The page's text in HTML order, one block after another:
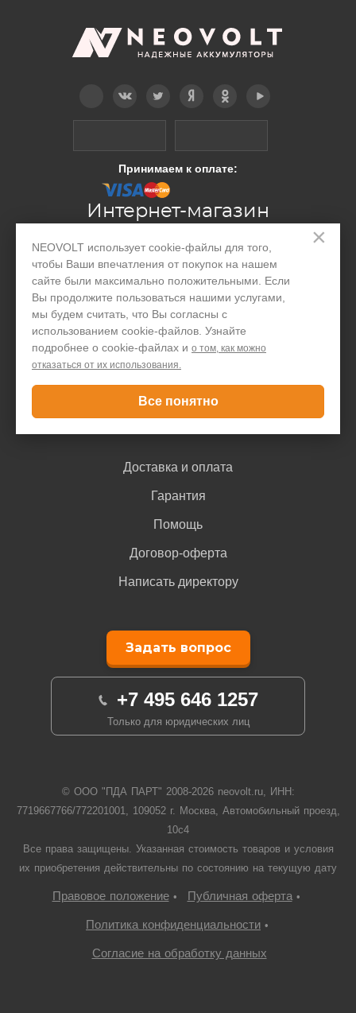
×
NEOVOLT использует cookie-файлы для того,
чтобы Ваши впечатления от покупок на нашем
сайте были максимально положительными. Если
Вы продолжите пользоваться нашими услугами,
мы будем считать, что Вы согласны с
использованием cookie-файлов. Узнайте
подробнее о cookie-файлах и о том, как можно
отказаться от их использования.
Все понятно
Принимаем к оплате:
Интернет-магазин
Организациям
Акции и скидки
Блог
Контакты
Покупателю
Доставка и оплата
Гарантия
Помощь
Договор-оферта
Написать директору
Задать вопрос
+7 495 646 1257
Только для юридических лиц
© ООО "ПДА ПАРТ" 2008-2026neovolt.ru, ИНН:
7719667766/772201001, 109052 г. Москва, Автомобильный проезд,
10с4
Все права защищены. Указанная стоимость товаров и условия
их приобретения действительны по состоянию на текущую дату
Правовое положение• Публичная оферта•
Политика конфиденциальности •
Согласие на обработку данных